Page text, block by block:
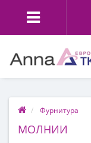
Фурнитура
МОЛНИИ